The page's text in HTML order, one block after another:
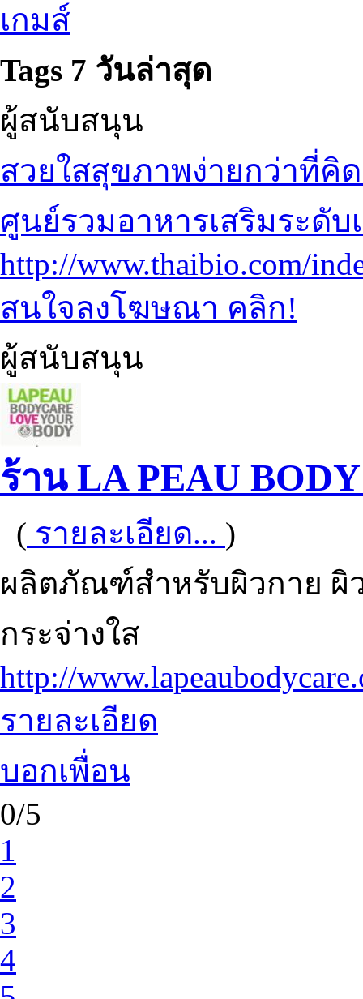
เกมส์
Tags 7 วันล่าสุด
ผู้สนับสนุน
สวยใสสุขภาพง่ายกว่าที่คิด
ศูนย์รวมอาหารเสริมระดับ
http://www.thaibio.com/
สนใจลงโฆษณา คลิก!
ผู้สนับสนุน
ร้าน LA PEAU
( รายละเอียด... )
ผลิตภัณฑ์สำหรับผิวกาย ผิ
กระจ่างใส
http://
รายละเอียด
บอกเพื่อน
0/5
1
2
3
4